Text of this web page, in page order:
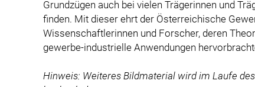
Grundzügen auch bei vielen Trägerinnen und
finden. Mit dieser ehrt der Österreichische
Wissenschaftlerinnen und Forscher, deren
gewerbe-industrielle Anwendungen
Hinweis: Weiteres Bildmaterial wird im Laufe